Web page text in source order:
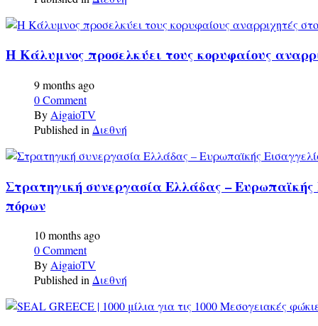
Η Κάλυμνος προσελκύει τους κορυφαίους
9 months ago
0 Comment
By AigaioTV
Published in Διεθνή
Στρατηγική συνεργασία Ελλάδας –
πόρων
10 months ago
0 Comment
ByAigaioTV
Published inΔιεθνή